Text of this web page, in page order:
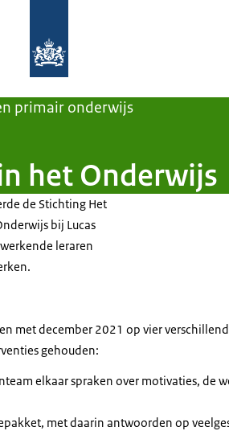
primair onderwijs
het Onderwijs
de Stichting Het
bij Lucas
leraren
met december 2021 op vier
gehouden:
elkaar spraken over motivaties, de
met daarin antwoorden op